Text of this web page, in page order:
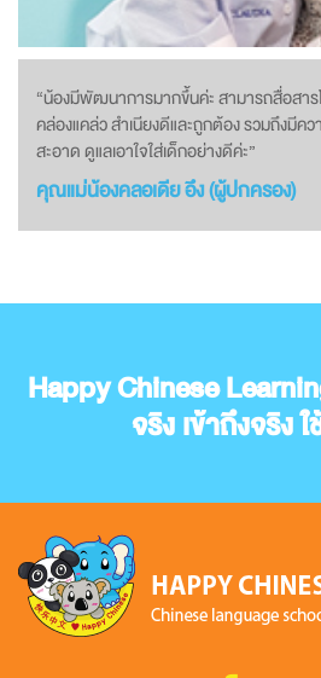
“น้องมีพัฒนาการมากขึ้นค่ะ สามารถสื่อสา
คล่องแคล่ว สำเนียงดีและถูกต้อง รวมถึงมีค
สะอาด ดูแลเอาใจใส่เด็กอย่างดีค่ะ”
คุณแม่น้องคลอเดีย อึง (ผู้ปกครอง)
Happy Chinese
จริง เข้าถึงจริง